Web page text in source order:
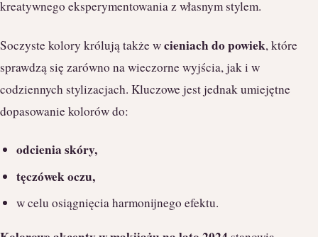
kreatywnego eksperymentowania z własnym stylem.
Soczyste kolory królują także wcieniach do powiek, które
sprawdzą się zarówno na wieczorne wyjścia, jak i w
codziennych stylizacjach. Kluczowe jest jednak umiejętne
dopasowanie kolorów do:
odcienia skóry,
tęczówek oczu,
w celu osiągnięcia harmonijnego efektu.